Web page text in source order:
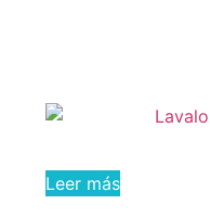
Leer más